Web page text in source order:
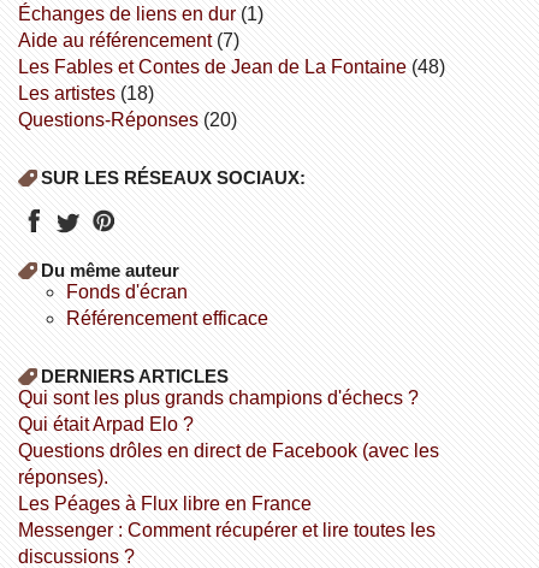
échanges de liens en dur(1)
aide au référencement(7)
Les Fables et Contes de Jean de La Fontaine(48)
Les artistes(18)
Questions-Réponses(20)
SUR LES RÉSEAUX SOCIAUX:
Du même auteur
fonds d'écran
référencement efficace
DERNIERS ARTICLES
Qui sont les plus grands champions d'échecs ?
Qui était Arpad Elo ?
Questions drôles en direct de Facebook (avec les
réponses).
Les Péages à Flux libre en France
Messenger : Comment récupérer et lire toutes les
discussions ?